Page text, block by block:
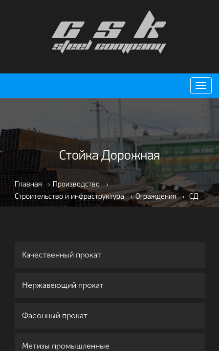
Стойка Дорожная
Главная › Производство
›
Строительство и инфраструктура
› Ограждения › СД
Качественный прокат
Нержавеющий прокат
Фасонный прокат
Метизы промышленные